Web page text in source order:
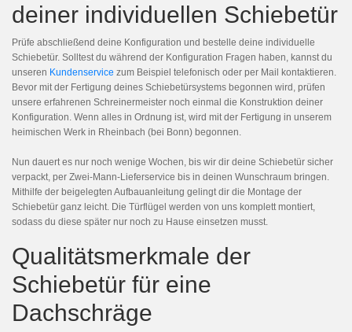
deiner individuellen Schiebetür
Prüfe abschließend deine Konfiguration und bestelle deine individuelle
Schiebetür. Solltest du während der Konfiguration Fragen haben, kannst du
unseren Kundenservice zum Beispiel telefonisch oder per Mail kontaktieren.
Bevor mit der Fertigung deines Schiebetürsystems begonnen wird, prüfen
unsere erfahrenen Schreinermeister noch einmal die Konstruktion deiner
Konfiguration. Wenn alles in Ordnung ist, wird mit der Fertigung in unserem
heimischen Werk in Rheinbach (bei Bonn) begonnen.
Nun dauert es nur noch wenige Wochen, bis wir dir deine Schiebetür sicher
verpackt, per Zwei-Mann-Lieferservice bis in deinen Wunschraum bringen.
Mithilfe der beigelegten Aufbauanleitung gelingt dir die Montage der
Schiebetür ganz leicht. Die Türflügel werden von uns komplett montiert,
sodass du diese später nur noch zu Hause einsetzen musst.
Qualitätsmerkmale der
Schiebetür für eine
Dachschräge